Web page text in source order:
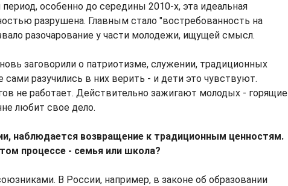
особенно до середины 2010-х, эта идеальная
разрушена. Главным стало "востребованность на
разочарование у части молодежи, ищущей смысл.
заговорили о патриотизме, служении, традиционных
разучились в них верить - и дети это чувствуют.
не работает. Действительно зажигают молодых - горящие
любит свое дело.
наблюдается возвращение к традиционным ценностям.
процессе - семья или школа?
В России, например, в законе об образовании